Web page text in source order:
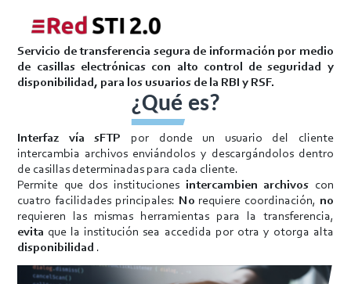
Servicio de transferencia segura de información por medio
de casillas electrónicas con alto control de seguridad y
disponibilidad, para los usuarios de la RBI y RSF.
¿Qué es?
Interfaz vía sFTP por donde un usuario del cliente
intercambia archivos enviándolos y descargándolos dentro
de casillas determinadas para cada cliente.
Permite que dos instituciones intercambien archivos con
cuatro facilidades principales: No requiere coordinación, no
requieren las mismas herramientas para la transferencia,
evita que la institución sea accedida por otra y otorga alta
disponibilidad .